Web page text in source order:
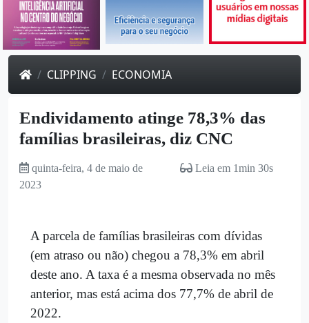
CLIPPING ECONOMIA
Endividamento atinge 78,3% das
famílias brasileiras, diz CNC
quinta-feira, 4 de maio de
2023
Leia em 1min 30s
A parcela de famílias brasileiras com dívidas
(em atraso ou não) chegou a 78,3% em abril
deste ano. A taxa é a mesma observada no mês
anterior, mas está acima dos 77,7% de abril de
2022.